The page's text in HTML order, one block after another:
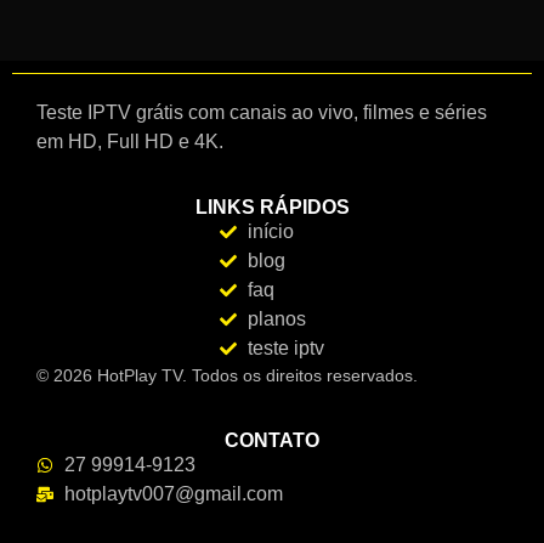
Teste IPTV grátis com canais ao vivo, filmes e séries
em HD, Full HD e 4K.
LINKS RÁPIDOS
início
blog
faq
planos
teste iptv
© 2026 HotPlay TV. Todos os direitos reservados.
CONTATO
27 99914-9123
hotplaytv007@gmail.com